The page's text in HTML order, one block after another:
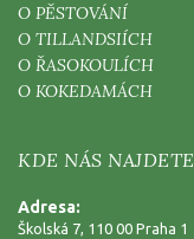
O PĚSTOVÁNÍ
O TILLANDSIÍCH
O ŘASOKOULÍCH
O KOKEDAMÁCH
KDE NÁS NAJDETE
Adresa:
Školská 7, 110 00 Praha 1